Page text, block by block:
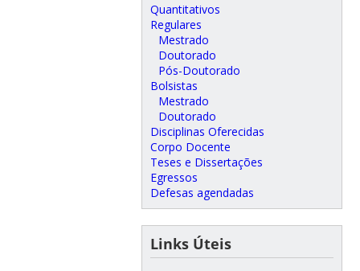
Quantitativos
Regulares
Mestrado
Doutorado
Pós-Doutorado
Bolsistas
Mestrado
Doutorado
Disciplinas Oferecidas
Corpo Docente
Teses e Dissertações
Egressos
Defesas agendadas
Links Úteis